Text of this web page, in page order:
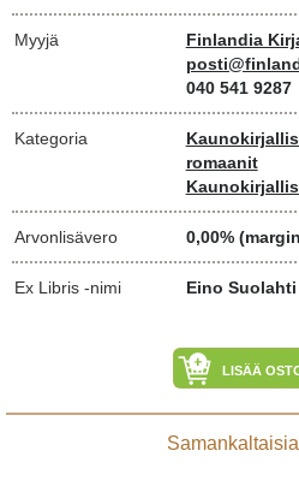
Myyjä
Finlandia
040 541 9287
Kategoria
romaanit
Arvonlisävero 0,00%
Ex Libris -nimi Eino Suolahti
LISÄÄ